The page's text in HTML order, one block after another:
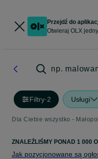
Przejdź do
Otwieraj OLX
np.
Filtry·2 Usługi
Dla Ciebie wszystko -
ZNALEŹLIŚMY PONAD 1 000
Jak pozycjonowane są